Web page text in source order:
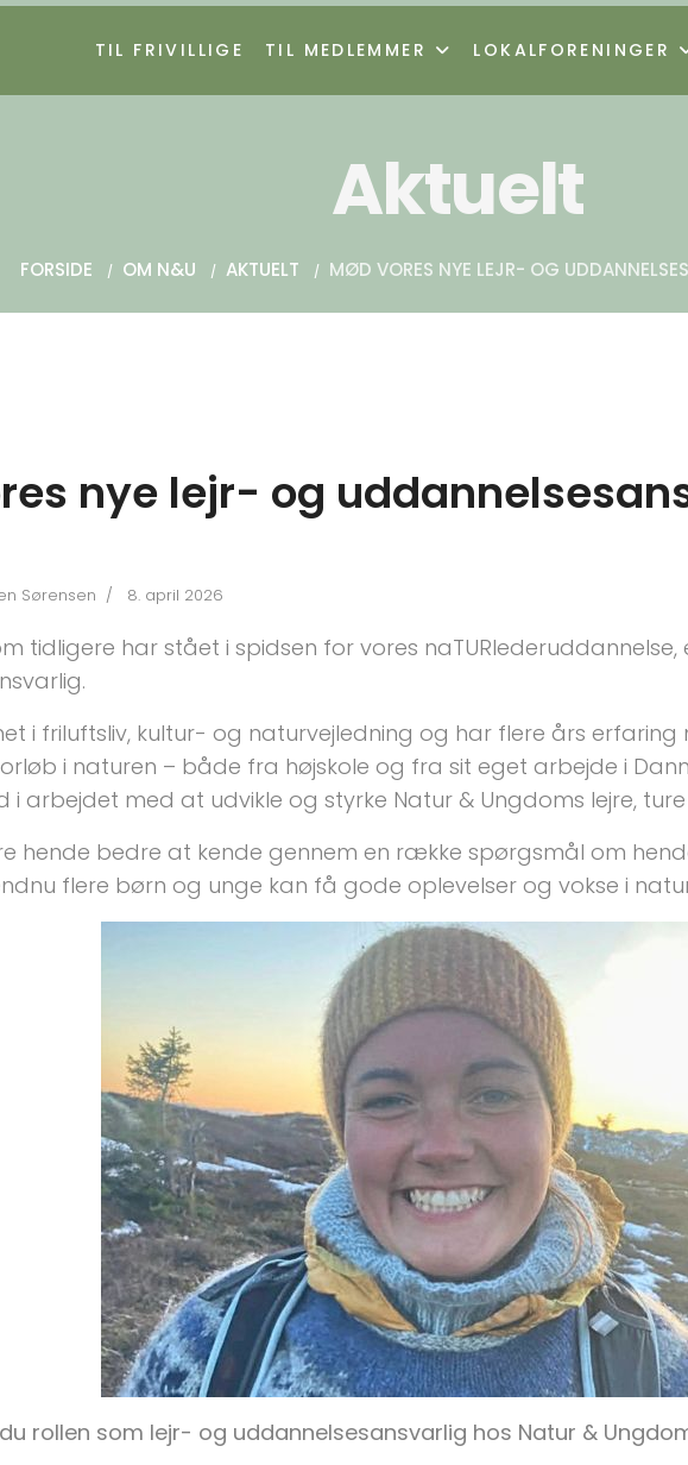
TIL FRIVILLIGE TIL MEDLEMMER LOKALFORENINGER
Aktuelt
FORSIDE OM N&U AKTUELT MØD VORES NYE LEJR- OG
nye lejr- og
Sørensen 8. april 2026
tidligere har stået i spidsen for vores
i friluftsliv, kultur- og naturvejledning og har flere års
i naturen – både fra højskole og fra sit eget arbejde i
i arbejdet med at udvikle og styrke Natur & Ungdoms lejre,
hende bedre at kende gennem en række spørgsmål om
flere børn og unge kan få gode oplevelser og vokse i
rollen som lejr- og uddannelsesansvarlig hos Natur &